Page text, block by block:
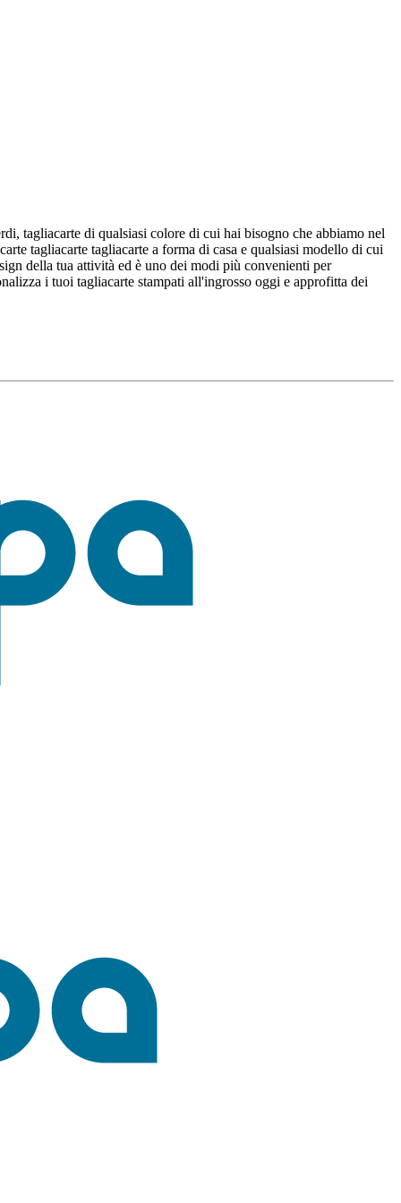
tagliacarte di qualsiasi colore di cui hai bisogno che abbiamo nel
tagliacarte tagliacarte a forma di casa e qualsiasi modello di cui
della tua attività ed è uno dei modi più convenienti per
i tuoi tagliacarte stampati all'ingrosso oggi e approfitta dei